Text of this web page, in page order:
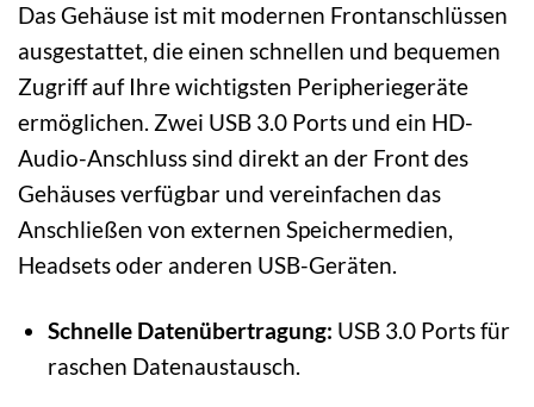
Das Gehäuse ist mit modernen Frontanschlüssen
ausgestattet, die einen schnellen und bequemen
Zugriff auf Ihre wichtigsten Peripheriegeräte
ermöglichen. Zwei USB 3.0 Ports und ein HD-
Audio-Anschluss sind direkt an der Front des
Gehäuses verfügbar und vereinfachen das
Anschließen von externen Speichermedien,
Headsets oder anderen USB-Geräten.
Schnelle Datenübertragung: USB 3.0 Ports für
raschen Datenaustausch.